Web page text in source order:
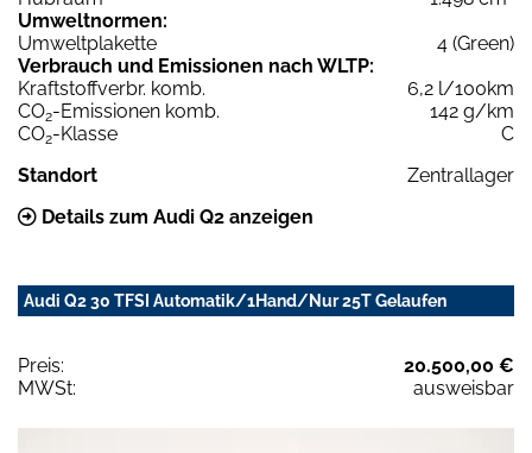
Umweltnormen:
Umweltplakette
4 (Green)
Verbrauch und Emissionen nach WLTP:
Kraftstoffverbr. komb.
6,2 l/100km
CO2-Emissionen komb.
142 g/km
CO2-Klasse
C
Standort
Zentrallager
Details zum Audi Q2 anzeigen
Audi Q2 30 TFSI Automatik/1Hand/Nur 25T Gelaufen
Preis:
20.500,00 €
MWSt:
ausweisbar